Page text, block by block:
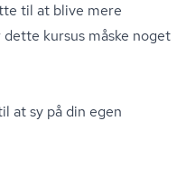
til at blive mere
kursus måske noget
at sy på din egen